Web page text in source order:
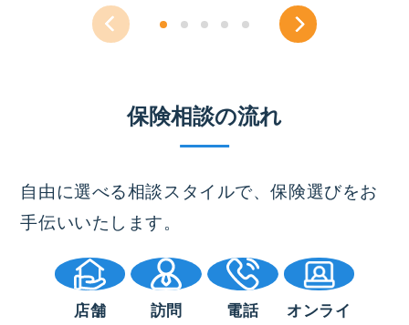
保険相談の流れ
自由に選べる相談スタイルで、保険選びをお
手伝いいたします。
店舗 訪問 電話
オンライ